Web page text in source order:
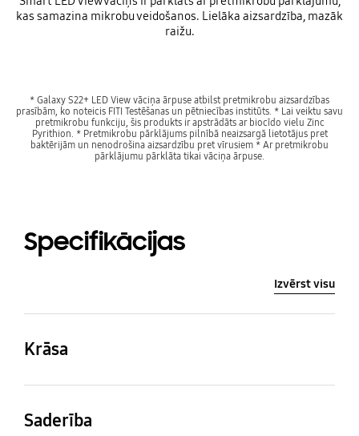
kas samazina mikrobu veidošanos. Lielāka aizsardzība, mazāk
raižu.
* Galaxy S22+ LED View vāciņa ārpuse atbilst pretmikrobu aizsardzības
prasībām, ko noteicis FITI Testēšanas un pētniecības institūts. * Lai veiktu savu
pretmikrobu funkciju, šis produkts ir apstrādāts ar biocīdo vielu Zinc
Pyrithion. * Pretmikrobu pārklājums pilnībā neaizsargā lietotājus pret
baktērijām un nenodrošina aizsardzību pret vīrusiem * Ar pretmikrobu
pārklājumu pārklāta tikai vāciņa ārpuse.
Specifikācijas
Izvērst visu
Krāsa
Black
Saderība